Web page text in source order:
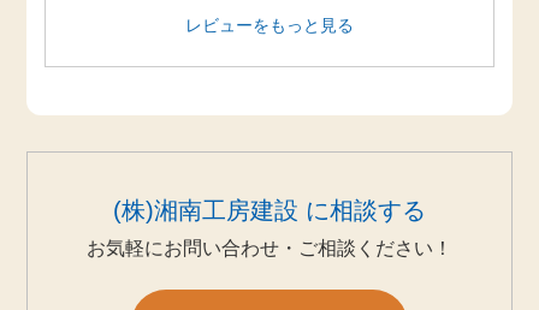
レビューをもっと見る
(株)湘南工房建設 に相談する
お気軽にお問い合わせ・ご相談ください！